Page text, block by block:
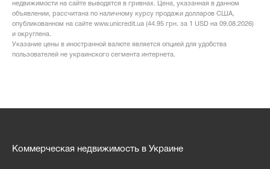
недвижимости на сайте выводятся в гривнах. Цена, указанная в данном
объявлении, рассчитана по наличному курсу продажи долларов США,
опубликованном на сайте www.unicredit.ua (44.95 грн. за 1 USD на 09.08.2026)
и округлена.
Указание цены в иностранной валюте является опцией для удобства
пользователей не украинского сегмента интернета.
Коммерческая недвижимость в Украине